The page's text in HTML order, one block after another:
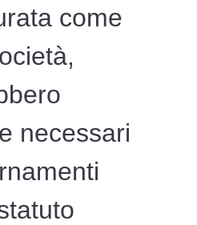
come
necessari